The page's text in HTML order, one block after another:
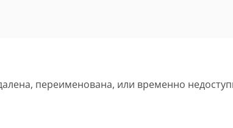
переименована, или временно